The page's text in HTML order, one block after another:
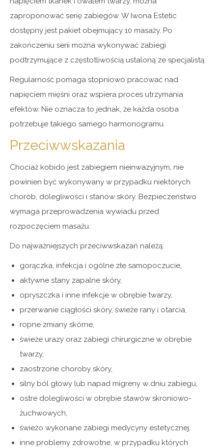
zaproponować serię zabiegów. W Iwona Estetic
dostępny jest pakiet obejmujący 10 masaży. Po
zakończeniu serii można wykonywać zabiegi
podtrzymujące z częstotliwością ustaloną ze specjalistą.
Regularność pomaga stopniowo pracować nad
napięciem mięśni oraz wspiera proces utrzymania
efektów. Nie oznacza to jednak, że każda osoba
potrzebuje takiego samego harmonogramu.
Przeciwwskazania
Chociaż kobido jest zabiegiem nieinwazyjnym, nie
powinien być wykonywany w przypadku niektórych
chorób, dolegliwości i stanów skóry. Bezpieczeństwo
wymaga przeprowadzenia wywiadu przed
rozpoczęciem masażu.
Do najważniejszych przeciwwskazań należą:
gorączka, infekcja i ogólne złe samopoczucie,
aktywne stany zapalne skóry,
opryszczka i inne infekcje w obrębie twarzy,
przerwanie ciągłości skóry, świeże rany i otarcia,
ropne zmiany skórne,
świeże urazy oraz zabiegi chirurgiczne w obrębie
twarzy,
zaostrzone choroby skóry,
silny ból głowy lub napad migreny w dniu zabiegu,
ostre dolegliwości w obrębie stawów skroniowo-
żuchwowych,
świeżo wykonane zabiegi medycyny estetycznej,
inne problemy zdrowotne, w przypadku których